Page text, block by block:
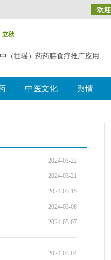
立秋
（壮瑶）药药膳食疗推广应用
中医文化 舆情
2024-03-22
2024-03-21
2024-03-15
2024-03-08
2024-03-07
2024-03-04